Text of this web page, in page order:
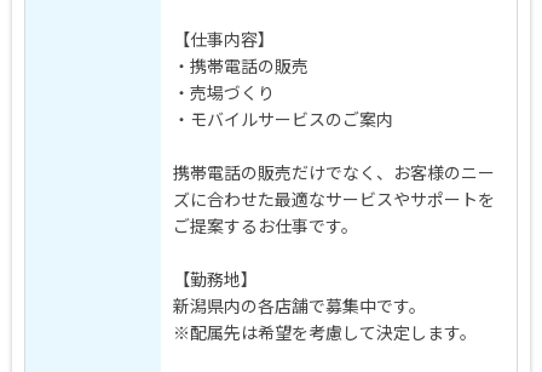
【仕事内容】
・携帯電話の販売
・売場づくり
・モバイルサービスのご案内
携帯電話の販売だけでなく、お客様のニー
ズに合わせた最適なサービスやサポートを
ご提案するお仕事です。
【勤務地】
新潟県内の各店舗で募集中です。
※配属先は希望を考慮して決定します。